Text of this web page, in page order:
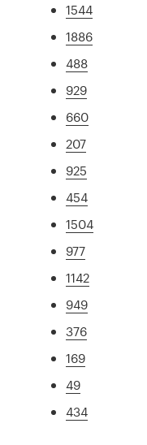
1544
1886
488
929
660
207
925
454
1504
977
1142
949
376
169
49
434